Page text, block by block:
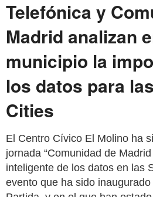
Telefónica y
Madrid analizan
municipio la
los datos para
Cities
El Centro Cívico El Molino ha
jornada “Comunidad de
inteligente de los datos en las
evento que ha sido